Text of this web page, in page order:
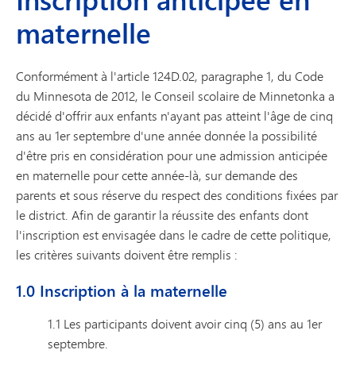
maternelle
Conformément à l'article 124D.02, paragraphe 1, du Code
du Minnesota de 2012, le Conseil scolaire de Minnetonka a
décidé d'offrir aux enfants n'ayant pas atteint l'âge de cinq
ans au 1er septembre d'une année donnée la possibilité
d'être pris en considération pour une admission anticipée
en maternelle pour cette année-là, sur demande des
parents et sous réserve du respect des conditions fixées par
le district. Afin de garantir la réussite des enfants dont
l'inscription est envisagée dans le cadre de cette politique,
les critères suivants doivent être remplis :
1.0 Inscription à la maternelle
1.1 Les participants doivent avoir cinq (5) ans au 1er
septembre.